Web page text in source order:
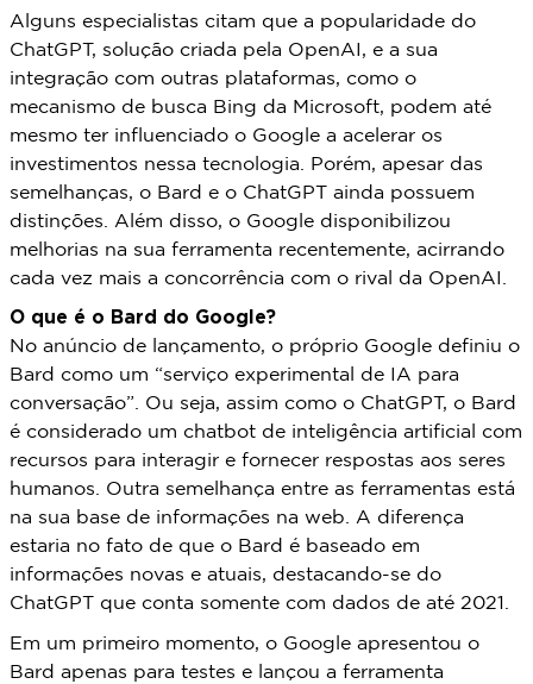
Alguns especialistas citam que a popularidade do
ChatGPT, solução criada pela OpenAI, e a sua
integração com outras plataformas, como o
mecanismo de busca Bing da Microsoft, podem até
mesmo ter influenciado o Google a acelerar os
investimentos nessa tecnologia. Porém, apesar das
semelhanças, o Bard e o ChatGPT ainda possuem
distinções. Além disso, o Google disponibilizou
melhorias na sua ferramenta recentemente, acirrando
cada vez mais a concorrência com o rival da OpenAI.
O que é o Bard do Google?
No anúncio de lançamento, o próprio Google definiu o
Bard como um “serviço experimental de IA para
conversação”. Ou seja, assim como o ChatGPT, o Bard
é considerado um chatbot de inteligência artificial com
recursos para interagir e fornecer respostas aos seres
humanos. Outra semelhança entre as ferramentas está
na sua base de informações na web. A diferença
estaria no fato de que o Bard é baseado em
informações novas e atuais, destacando-se do
ChatGPT que conta somente com dados de até 2021.
Em um primeiro momento, o Google apresentou o
Bard apenas para testes e lançou a ferramenta